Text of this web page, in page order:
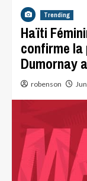
Trending
Haïti
confirme la
Dumornay
robenson